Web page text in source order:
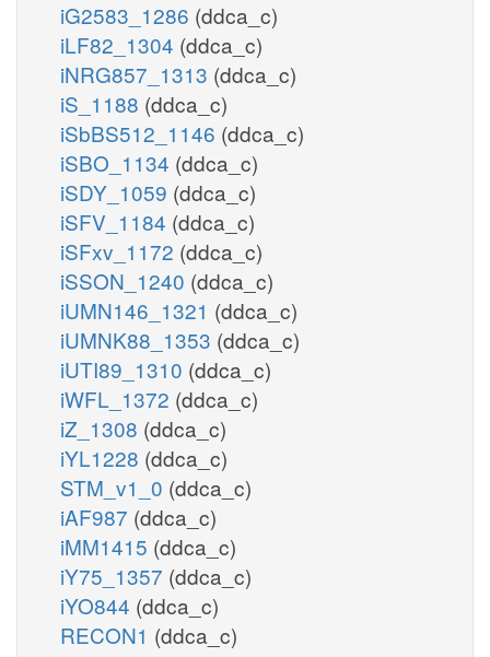
iG2583_1286 (ddca_c)
iLF82_1304 (ddca_c)
iNRG857_1313 (ddca_c)
iS_1188 (ddca_c)
iSbBS512_1146 (ddca_c)
iSBO_1134 (ddca_c)
iSDY_1059 (ddca_c)
iSFV_1184 (ddca_c)
iSFxv_1172 (ddca_c)
iSSON_1240 (ddca_c)
iUMN146_1321 (ddca_c)
iUMNK88_1353 (ddca_c)
iUTI89_1310 (ddca_c)
iWFL_1372 (ddca_c)
iZ_1308 (ddca_c)
iYL1228 (ddca_c)
STM_v1_0 (ddca_c)
iAF987 (ddca_c)
iMM1415 (ddca_c)
iY75_1357 (ddca_c)
iYO844 (ddca_c)
RECON1 (ddca_c)